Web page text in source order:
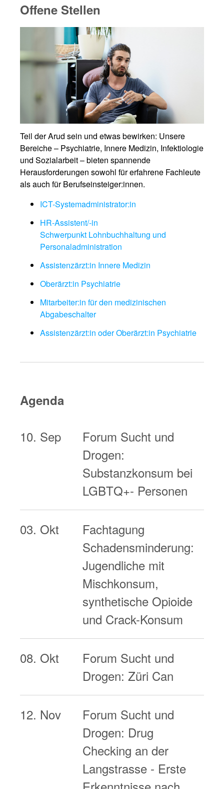
Offene Stellen
Teil der Arud sein und etwas bewirken: Unsere
Bereiche – Psychiatrie, Innere Medizin, Infektiologie
und Sozialarbeit – bieten spannende
Herausforderungen sowohl für erfahrene Fachleute
als auch für Berufseinsteiger:innen.
ICT-Systemadministrator:in
HR-Assistent/-in
Schwerpunkt Lohnbuchhaltung und
Personaladministration
Assistenzärzt:in Innere Medizin
Oberärzt:in Psychiatrie
Mitarbeiter:in für den medizinischen
Abgabeschalter
Assistenzärzt:in oder Oberärzt:in Psychiatrie
Agenda
10. Sep
Forum Sucht und
Drogen:
Substanzkonsum bei
LGBTQ+- Personen
03. Okt
Fachtagung
Schadensminderung:
Jugendliche mit
Mischkonsum,
synthetische Opioide
und Crack-Konsum
08. Okt
Forum Sucht und
Drogen: Züri Can
12. Nov
Forum Sucht und
Drogen: Drug
Checking an der
Langstrasse - Erste